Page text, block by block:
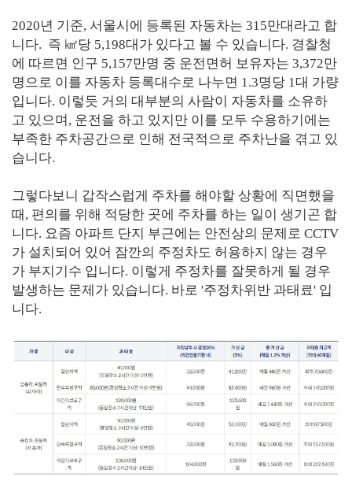
2020년 기준, 서울시에 등록된 자동차는 315만대라고 합
니다. 즉 ㎢당 5,198대가 있다고 볼 수 있습니다. 경찰청
에 따르면 인구 5,157만명 중 운전면허 보유자는 3,372만
명으로 이를 자동차 등록대수로 나누면 1.3명당 1대 가량
입니다. 이렇듯 거의 대부분의 사람이 자동차를 소유하
고 있으며, 운전을 하고 있지만 이를 모두 수용하기에는
부족한 주차공간으로 인해 전국적으로 주차난을 겪고 있
습니다.
그렇다보니 갑작스럽게 주차를 해야할 상황에 직면했을
때, 편의를 위해 적당한 곳에 주차를 하는 일이 생기곤 합
니다. 요즘 아파트 단지 부근에는 안전상의 문제로 CCTV
가 설치되어 있어 잠깐의 주정차도 허용하지 않는 경우
가 부지기수 입니다. 이렇게 주정차를 잘못하게 될 경우
발생하는 문제가 있습니다. 바로 '주정차위반 과태료' 입
니다.